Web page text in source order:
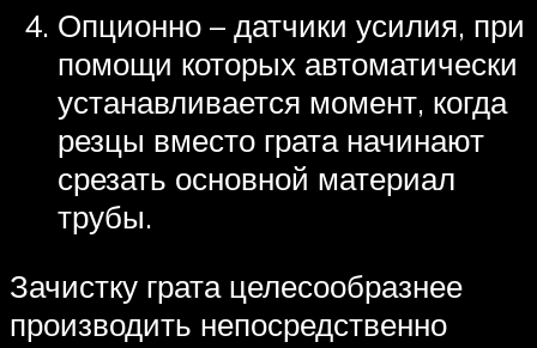
Опционно – датчики усилия, при
помощи которых автоматически
устанавливается момент, когда
резцы вместо грата начинают
срезать основной материал
трубы.
Зачистку грата целесообразнее
производить непосредственно